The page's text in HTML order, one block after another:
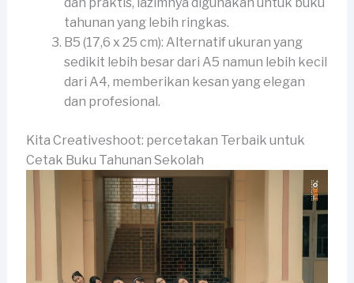
dan praktis, lazimnya digunakan untuk buku
tahunan yang lebih ringkas.
B5 (17,6 x 25 cm): Alternatif ukuran yang
sedikit lebih besar dari A5 namun lebih kecil
dari A4, memberikan kesan yang elegan
dan profesional.
Kita Creativeshoot: percetakan Terbaik untuk
Cetak Buku Tahunan Sekolah